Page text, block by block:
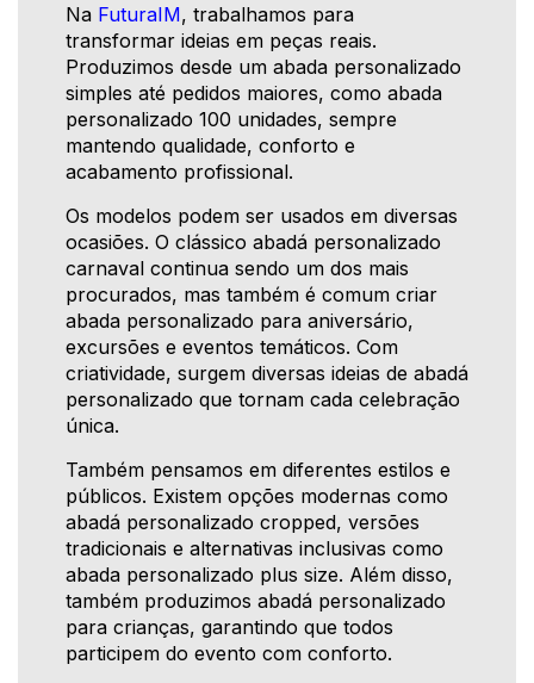
Na FuturaIM, trabalhamos para
transformar ideias em peças reais.
Produzimos desde um abada personalizado
simples até pedidos maiores, como abada
personalizado 100 unidades, sempre
mantendo qualidade, conforto e
acabamento profissional.
Os modelos podem ser usados em diversas
ocasiões. O clássico abadá personalizado
carnaval continua sendo um dos mais
procurados, mas também é comum criar
abada personalizado para aniversário,
excursões e eventos temáticos. Com
criatividade, surgem diversas ideias de abadá
personalizado que tornam cada celebração
única.
Também pensamos em diferentes estilos e
públicos. Existem opções modernas como
abadá personalizado cropped, versões
tradicionais e alternativas inclusivas como
abada personalizado plus size. Além disso,
também produzimos abadá personalizado
para crianças, garantindo que todos
participem do evento com conforto.